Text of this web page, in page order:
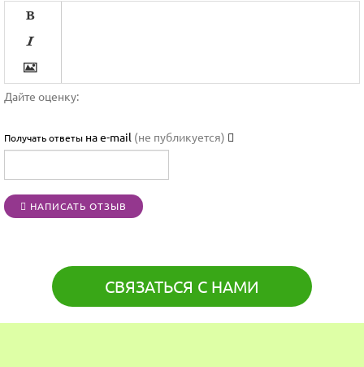







Дайте оценку:
Получать ответы на e-mail (не публикуется)
НАПИСАТЬ ОТЗЫВ
СВЯЗАТЬСЯ С НАМИ